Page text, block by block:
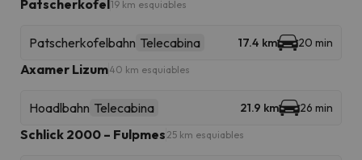
Patscherkofel 19 km esquiables
Patscherkofelbahn Telecabina 17.4 km 20 min
Axamer Lizum40 km esquiables
Hoadlbahn Telecabina 21.9 km 26 min
Schlick 2000 – Fulpmes 25 km esquiables